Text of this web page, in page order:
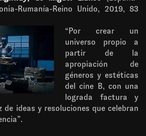
Rumanía-Reino Unido, 2019, 83
“Por crear un
universo propio a
partir de la
apropiación de
géneros y estéticas
del cine B, con una
lograda factura y
de ideas y resoluciones que celebran